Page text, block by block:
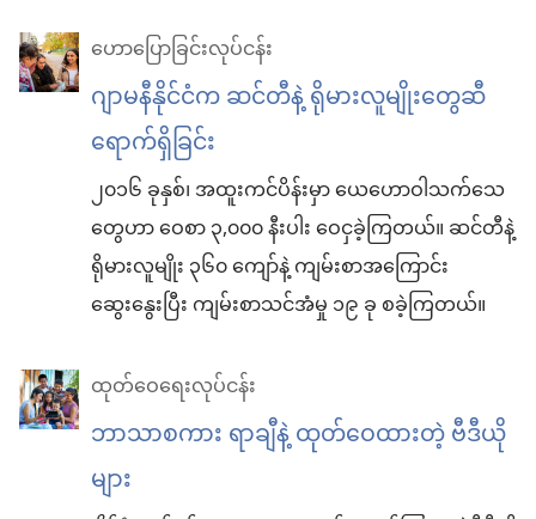
ဟောပြောခြင်းလုပ်ငန်း
ဂျာမနီနိုင်ငံက ဆင်တီနဲ့ ရိုမားလူမျိုးတွေဆီ
ရောက်ရှိခြင်း
၂၀၁၆ ခုနှစ်၊ အထူးကင်ပိန်းမှာ ယေဟောဝါသက်သေ
တွေဟာ ဝေစာ ၃,၀၀၀ နီးပါး ဝေငှခဲ့ကြတယ်။ ဆင်တီနဲ့
ရိုမားလူမျိုး ၃၆၀ ကျော်နဲ့ ကျမ်းစာအကြောင်း
ဆွေးနွေးပြီး ကျမ်းစာသင်အံမှု ၁၉ ခု စခဲ့ကြတယ်။
ထုတ်ဝေရေးလုပ်ငန်း
ဘာသာစကား ရာချီနဲ့ ထုတ်ဝေထားတဲ့ ဗီဒီယို
များ